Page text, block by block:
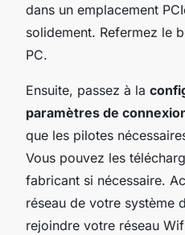
dans un emplacement
solidement. Refermez le
PC.
Ensuite, passez à la
paramètres de
que les pilotes
Vous pouvez les
fabricant si nécessaire.
réseau de votre système
rejoindre votre réseau